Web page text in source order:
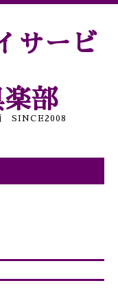
サービ
楽部
SINCE2008